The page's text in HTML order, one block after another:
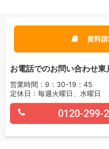
資料
お電話でのお問い合わせ東
営業時間：9：30-19：45
定休日：毎週火曜日、水曜日
0120-299-